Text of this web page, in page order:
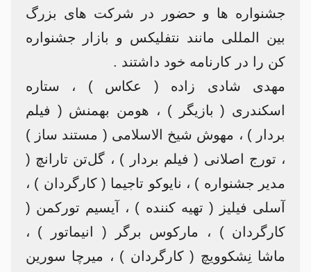
جشنواره ها و حضور در شرکت های بزرگ
بین المللی مانند نتفلیکس و بازار جشنواره
کن را در کارنامه خود داشتند .
مهدی شادی زاده ( عکاس ) ، ستاره
اسکندری ( بازیگر ) ، هومن بهمنش ( فیلم
بردار ) ، مهوش شیخ الاسلامی ( مستند ساز )
، تورج اصلانی ( فیلم بردار ) ، گل‌تن تارانچ (
مدیر جشنواره ) ، نایوکو تاجیما ( کارگردان ) ،
آسلی فیلیز ( تهیه کننده ) ، آیسیم تورکمن (
کارگردان ) ، مارکوس برگر ( انیماتور ) ،
ماشا نِشکوویچ ( کارگردان ) ، میرچا سورین